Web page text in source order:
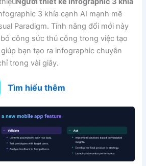
3 khía cạnh AI mạnh mẽ
Paradigm. Tính năng đổi mới này
công sức thủ công trong việc tạo
bạn tạo ra infographic chuyên
trong vài giây.
Tìm hiểu thêm